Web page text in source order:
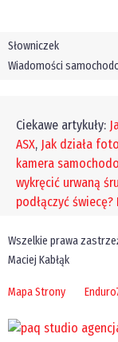
Słowniczek
Wiadomości
Ciekawe artykuły:
ASX, Jak działa
kamera
wykręcić urwaną
podłączyć świecę?
Wszelkie prawa
Maciej Kabłąk
Mapa Strony